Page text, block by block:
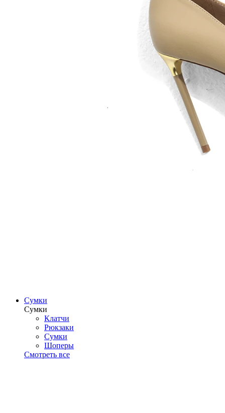
Сумки
Сумки
Клатчи
Рюкзаки
Сумки
Шоперы
Смотреть все